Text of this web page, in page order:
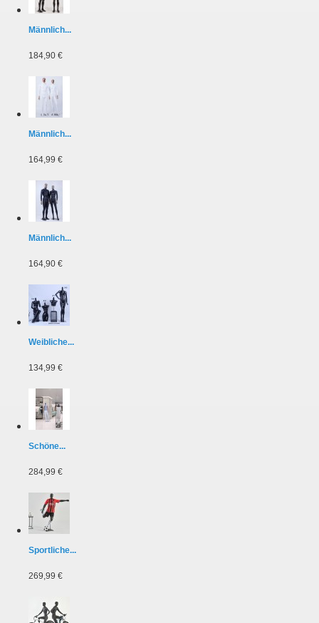
Männlich...
184,90 €
Männlich...
164,99 €
Männlich...
164,90 €
Weibliche...
134,99 €
Schöne...
284,99 €
Sportliche...
269,99 €